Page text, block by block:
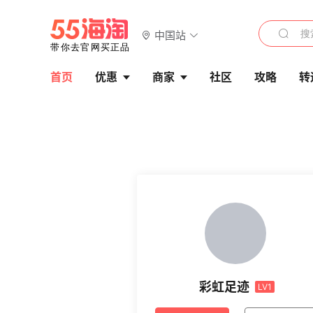
中国站
首页 优惠 商家 社区 攻略 转
彩虹足迹 LV1